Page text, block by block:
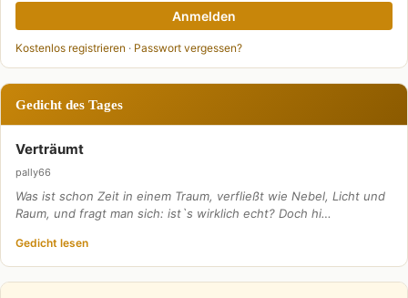
Anmelden
Kostenlos registrieren · Passwort vergessen?
Gedicht des Tages
Verträumt
pally66
Was ist schon Zeit in einem Traum, verfließt wie Nebel, Licht und
Raum, und fragt man sich: ist`s wirklich echt? Doch hi…
Gedicht lesen